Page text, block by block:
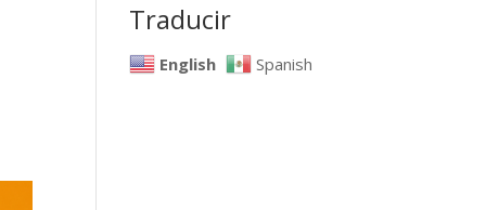
Traducir
English Spanish